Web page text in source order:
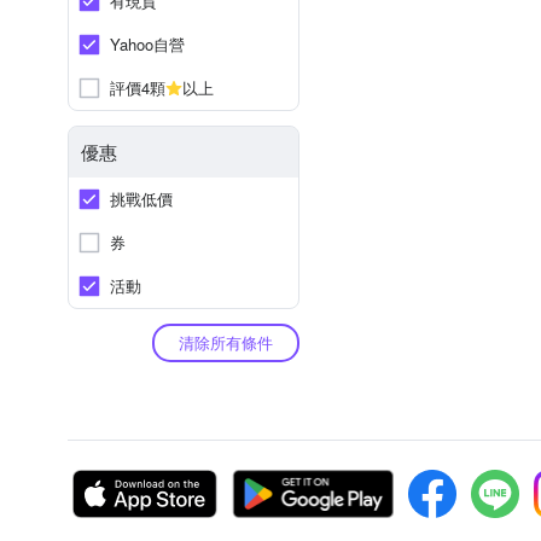
Yahoo自營
評價4顆
以上
優惠
挑戰低價
券
活動
清除所有條件